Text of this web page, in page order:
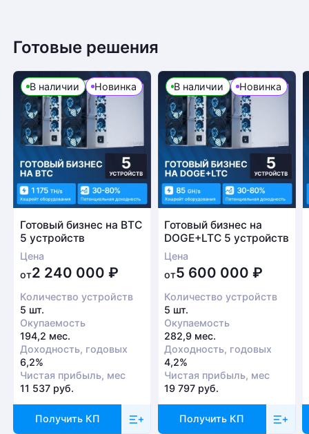
Готовые решения
В наличии Новинка
Готовый бизнес на BTC
5 устройств
Цена
от2 240 000 ₽
Количество устройств
5 шт.
Окупаемость
194,2 мес.
Доходность, годовых
6,2%
Чистая прибыль, мес
11 537 руб.
Получить КП
В наличии Новинка
Готовый бизнес на
DOGE+LTC 5 устройств
Цена
от5 600 000₽
Количество устройств
5 шт.
Окупаемость
282,9 мес.
Доходность, годовых
4,2%
Чистая прибыль, мес
19 797 руб.
Получить КП